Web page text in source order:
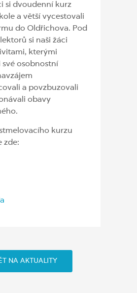
si dvoudenní kurz
a větší vycestovali
do Oldřichova. Pod
si naši žáci
kterými
své osobnostní
a povzbuzovali
obavy
kurzu
zde:
NA AKTUALITY